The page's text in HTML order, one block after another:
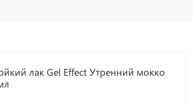
лак Gel Effect Утренний мокко